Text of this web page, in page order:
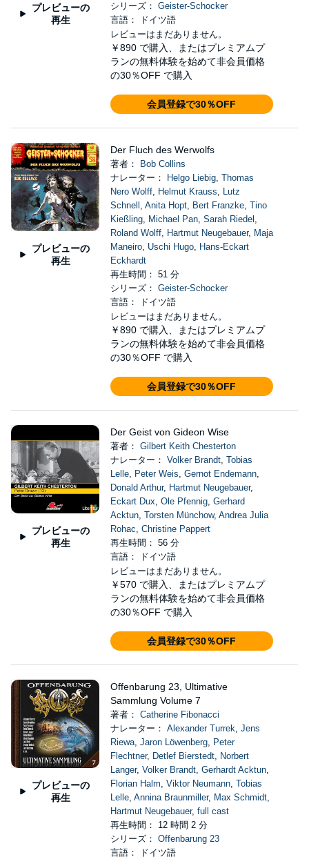
プレビューの
再生
シリーズ： Geister-Schocker
言語： ドイツ語
レビューはまだありません。
￥890 で購入、またはプレミアムプ
ランの無料体験を始めて非会員価格
の30％OFF で購入
会員登録で30％OFF
プレビューの
再生
Der Fluch des Werwolfs
著者：
Bob Collins
ナレーター：
Helgo Liebig, Thomas
Nero Wolff, Helmut Krauss, Lutz
Schnell , Anita Hopt, Bert Franzke, Tino
Kießling, Michael Pan, Sarah Riedel ,
Roland Wolff, Hartmut Neugebauer, Maja
Maneiro, Uschi Hugo, Hans-Eckart
Eckhardt
再生時間： 51 分
シリーズ： Geister-Schocker
言語： ドイツ語
レビューはまだありません。
￥890 で購入、またはプレミアムプ
ランの無料体験を始めて非会員価格
の30％OFF で購入
会員登録で30％OFF
プレビューの
再生
Der Geist von Gideon Wise
著者： Gilbert Keith Chesterton
ナレーター： Volker Brandt, Tobias
Lelle, Peter Weis, Gernot Endemann,
Donald Arthur, Hartmut Neugebauer,
Eckart Dux, Ole Pfennig, Gerhard
Acktun, Torsten Münchow, Andrea Julia
Rohac, Christine Pappert
再生時間： 56 分
言語： ドイツ語
レビューはまだありません。
￥570 で購入、またはプレミアムプ
ランの無料体験を始めて非会員価格
の30％OFF で購入
会員登録で30％OFF
プレビューの
再生
Offenbarung 23, Ultimative
Sammlung Volume 7
著者： Catherine Fibonacci
ナレーター： Alexander Turrek, Jens
Riewa, Jaron Löwenberg, Peter
Flechtner, Detlef Bierstedt, Norbert
Langer, Volker Brandt, Gerhardt Acktun,
Florian Halm, Viktor Neumann, Tobias
Lelle, Annina Braunmiller, Max Schmidt,
Hartmut Neugebauer, full cast
再生時間： 12 時間 2 分
シリーズ： Offenbarung 23
言語： ドイツ語